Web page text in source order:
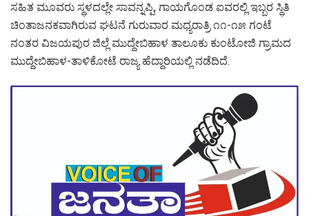
ಸಹಿತ ಮೂವರು ಸ್ಥಳದಲ್ಲೇ ಸಾವನ್ನಪ್ಪಿ, ಗಾಯಗೊಂಡ ಐವರಲ್ಲಿ ಇಬ್ಬರ ಸ್ಥಿತಿ
ಚಿಂತಾಜನಕವಾಗಿರುವ ಘಟನೆ ಗುರುವಾರ ಮಧ್ಯರಾತ್ರಿ ೧೧-೧೫ ಗಂಟೆ
ನಂತರ ವಿಜಯಪುರ ಜಿಲ್ಲೆ ಮುದ್ದೇಬಿಹಾಳ ತಾಲೂಕು ಕುಂಟೋಜಿ ಗ್ರಾಮದ
ಮುದ್ದೇಬಿಹಾಳ-ತಾಳಿಕೋಟೆ ರಾಜ್ಯ ಹೆದ್ದಾರಿಯಲ್ಲಿ ನಡೆದಿದೆ.